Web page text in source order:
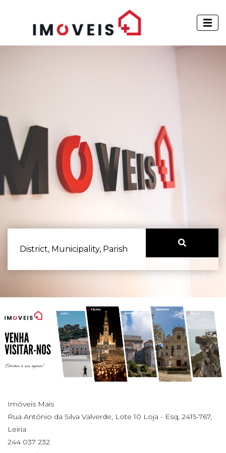
District, Municipality, Parish
Advanced search
Imóveis Mais
Rua António da Silva Valverde, Lote 10 Loja - Esq, 2415-767,
Leiria
244 037 232